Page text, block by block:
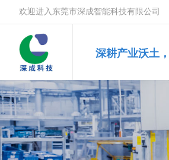
欢迎进入东莞市深成智能科技有限公司
深耕产业沃土